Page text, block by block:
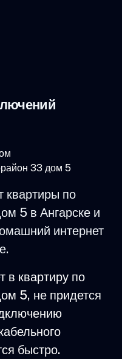
33 дом 5
квартиры по
5 в Ангарске и
интернет
в квартиру по
5, не придется
быстро.